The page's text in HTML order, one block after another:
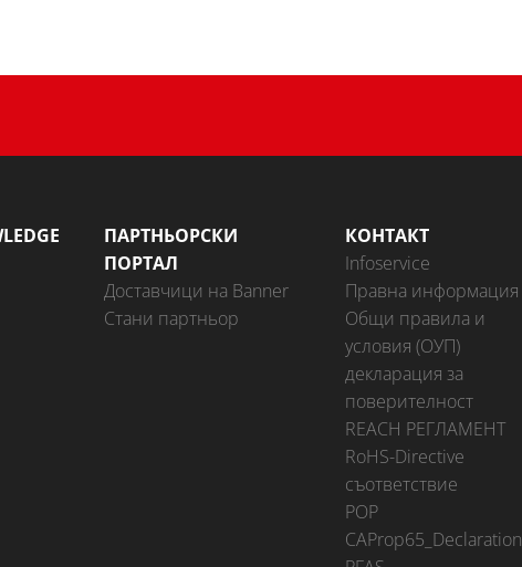
ПАРТНЬОРСКИ
ПОРТАЛ
Доставчици на Banner
Стани партньор
КОНТАКТ
Infoservice
Правна информация
Общи правила и
условия (ОУП)
декларация за
поверителност
REACH РЕГЛАМЕНТ
RoHS-Directive
съответствие
POP
CAProp65_Declaration